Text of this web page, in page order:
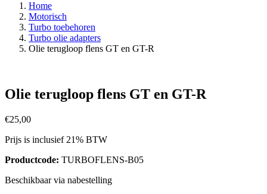
Home
Motorisch
Turbo toebehoren
Turbo olie adapters
Olie terugloop flens GT en GT-R
Olie terugloop flens GT en GT-R
€25,00
Prijs is inclusief 21% BTW
Productcode: TURBOFLENS-B05
Beschikbaar via nabestelling